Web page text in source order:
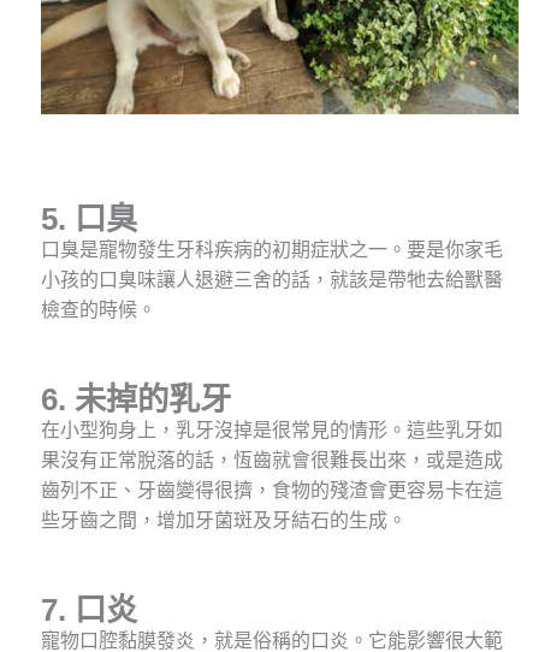
5. 口臭
口臭是寵物發生牙科疾病的初期症狀之一。要是你家毛
小孩的口臭味讓人退避三舍的話，就該是帶牠去給獸醫
檢查的時候。
6. 未掉的乳牙
在小型狗身上，乳牙沒掉是很常見的情形。這些乳牙如
果沒有正常脫落的話，恆齒就會很難長出來，或是造成
齒列不正、牙齒變得很擠，食物的殘渣會更容易卡在這
些牙齒之間，增加牙菌斑及牙結石的生成。
7. 口炎
寵物口腔黏膜發炎，就是俗稱的口炎。它能影響很大範